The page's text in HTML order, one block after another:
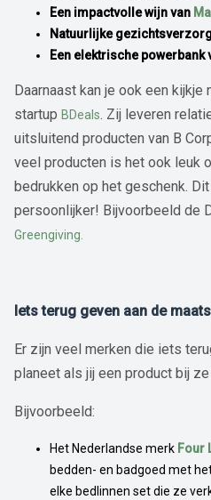
Een impactvolle wijn van
Natuurlijke
Een elektrische powerbank
Daarnaast kan je ook een
startup BDeals. Zij leveren
uitsluitend producten van B
veel producten is het ook leuk
bedrukken op het geschenk.
persoonlijker! Bijvoorbeeld de
Greengiving.
Iets terug geven aan de
Er zijn veel merken die iets
planeet als jij een product bij
Bijvoorbeeld:
Het Nederlandse merk Four
bedden- en badgoed met
elke bedlinnen set die ze